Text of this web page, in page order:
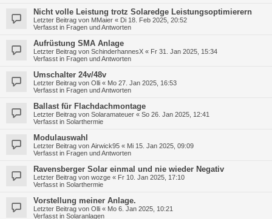
Nicht volle Leistung trotz Solaredge Leistungsoptimierern
Letzter Beitrag von MMaier « Di 18. Feb 2025, 20:52
Verfasst in Fragen und Antworten
Aufrüstung SMA Anlage
Letzter Beitrag von SchinderhannesX « Fr 31. Jan 2025, 15:34
Verfasst in Fragen und Antworten
Umschalter 24v/48v
Letzter Beitrag von Olli « Mo 27. Jan 2025, 16:53
Verfasst in Fragen und Antworten
Ballast für Flachdachmontage
Letzter Beitrag von Solaramateuer « So 26. Jan 2025, 12:41
Verfasst in Solarthermie
Modulauswahl
Letzter Beitrag von Airwick95 « Mi 15. Jan 2025, 09:09
Verfasst in Fragen und Antworten
Ravensberger Solar einmal und nie wieder Negativ
Letzter Beitrag von wozge « Fr 10. Jan 2025, 17:10
Verfasst in Solarthermie
Vorstellung meiner Anlage.
Letzter Beitrag von Olli « Mo 6. Jan 2025, 10:21
Verfasst in Solaranlagen